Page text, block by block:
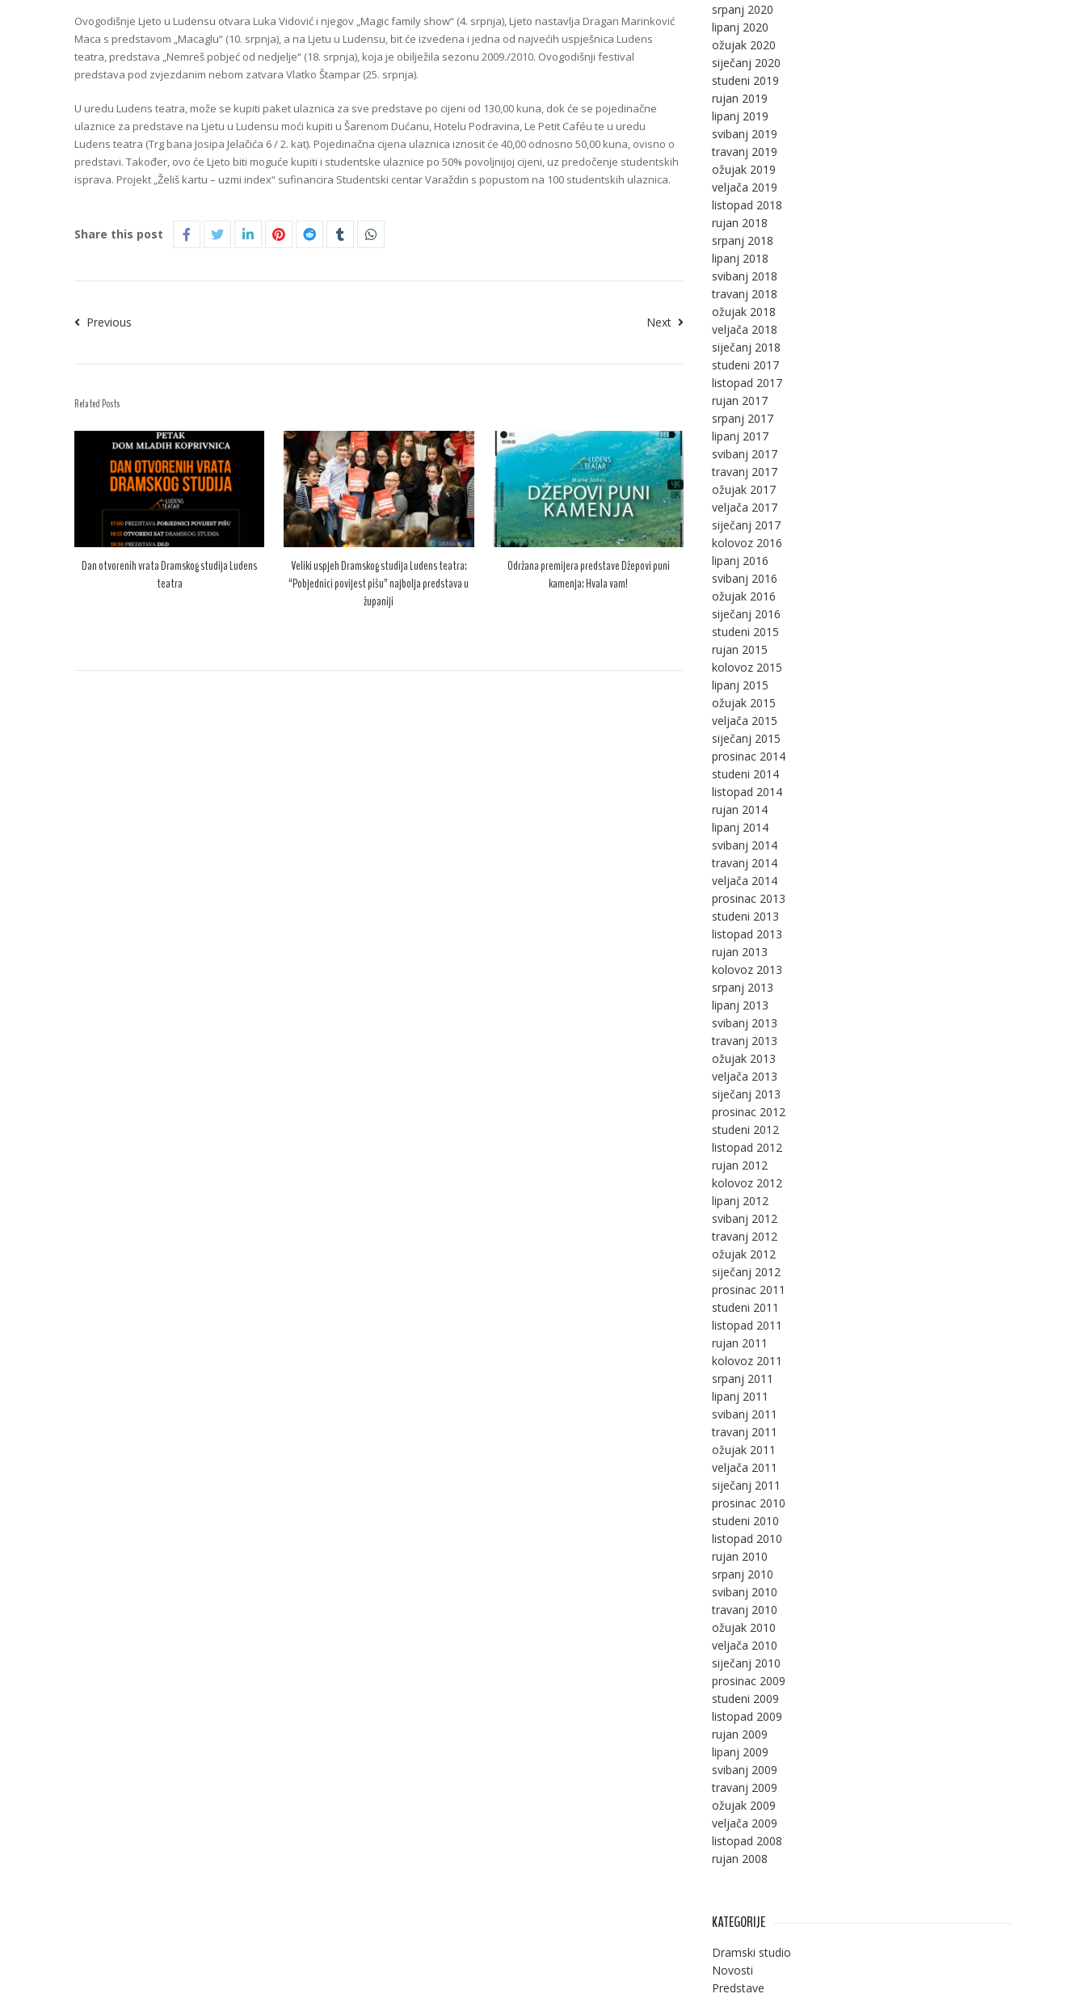
Ovogodišnje Ljeto u Ludensu otvara Luka Vidović i njegov „Magic family show“ (4. srpnja), Ljeto nastavlja Dragan Marinković
Maca s predstavom „Macaglu“ (10. srpnja), a na Ljetu u Ludensu, bit će izvedena i jedna od najvećih uspješnica Ludens
teatra, predstava „Nemreš pobjeć od nedjelje“ (18. srpnja), koja je obilježila sezonu 2009./2010. Ovogodišnji festival
predstava pod zvjezdanim nebom zatvara Vlatko Štampar (25. srpnja).
U uredu Ludens teatra, može se kupiti paket ulaznica za sve predstave po cijeni od 130,00 kuna, dok će se pojedinačne
ulaznice za predstave na Ljetu u Ludensu moći kupiti u Šarenom Dućanu, Hotelu Podravina, Le Petit Caféu te u uredu
Ludens teatra (Trg bana Josipa Jelačića 6 / 2. kat). Pojedinačna cijena ulaznica iznosit će 40,00 odnosno 50,00 kuna, ovisno o
predstavi. Također, ovo će Ljeto biti moguće kupiti i studentske ulaznice po 50% povoljnijoj cijeni, uz predočenje studentskih
isprava. Projekt „Želiš kartu – uzmi index“ sufinancira Studentski centar Varaždin s popustom na 100 studentskih ulaznica.
Share this post
Previous Next
Related Posts
Dan otvorenih vrata Dramskog studija Ludens
teatra
Veliki uspjeh Dramskog studija Ludens teatra:
“Pobjednici povijest pišu” najbolja predstava u
županiji
Održana premijera predstave Džepovi puni
kamenja: Hvala vam!
srpanj 2020
lipanj 2020
ožujak 2020
siječanj 2020
studeni 2019
rujan 2019
lipanj 2019
svibanj 2019
travanj 2019
ožujak 2019
veljača 2019
listopad 2018
rujan 2018
srpanj 2018
lipanj 2018
svibanj 2018
travanj 2018
ožujak 2018
veljača 2018
siječanj 2018
studeni 2017
listopad 2017
rujan 2017
srpanj 2017
lipanj 2017
svibanj 2017
travanj 2017
ožujak 2017
veljača 2017
siječanj 2017
kolovoz 2016
lipanj 2016
svibanj 2016
ožujak 2016
siječanj 2016
studeni 2015
rujan 2015
kolovoz 2015
lipanj 2015
ožujak 2015
veljača 2015
siječanj 2015
prosinac 2014
studeni 2014
listopad 2014
rujan 2014
lipanj 2014
svibanj 2014
travanj 2014
veljača 2014
prosinac 2013
studeni 2013
listopad 2013
rujan 2013
kolovoz 2013
srpanj 2013
lipanj 2013
svibanj 2013
travanj 2013
ožujak 2013
veljača 2013
siječanj 2013
prosinac 2012
studeni 2012
listopad 2012
rujan 2012
kolovoz 2012
lipanj 2012
svibanj 2012
travanj 2012
ožujak 2012
siječanj 2012
prosinac 2011
studeni 2011
listopad 2011
rujan 2011
kolovoz 2011
srpanj 2011
lipanj 2011
svibanj 2011
travanj 2011
ožujak 2011
veljača 2011
siječanj 2011
prosinac 2010
studeni 2010
listopad 2010
rujan 2010
srpanj 2010
svibanj 2010
travanj 2010
ožujak 2010
veljača 2010
siječanj 2010
prosinac 2009
studeni 2009
listopad 2009
rujan 2009
lipanj 2009
svibanj 2009
travanj 2009
ožujak 2009
veljača 2009
listopad 2008
rujan 2008
KATEGORIJE
Dramski studio
Novosti
Predstave